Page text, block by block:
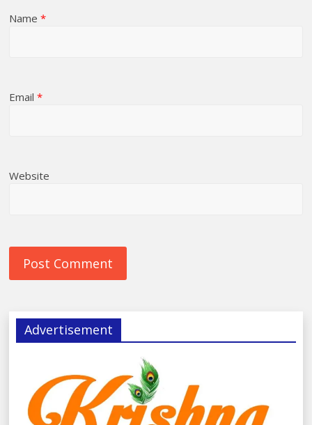
Name*
Email*
Website
Advertisement